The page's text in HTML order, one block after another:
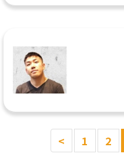
< 1 2